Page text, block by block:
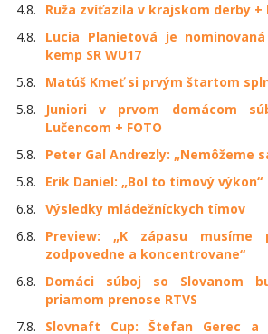
4.8.
Ruža zvíťazila v krajskom derby +
4.8.
Lucia Planietová je
kemp SR WU17
5.8.
Matúš Kmeť si prvým štartom
5.8.
Juniori v prvom domácom
Lučencom + FOTO
5.8.
Peter Gal Andrezly: „Nemôžeme
5.8.
Erik Daniel: „Bol to tímový výkon“
6.8. Výsledky mládežníckych tímov
6.8.
Preview: „K zápasu musíme
zodpovedne a koncentrovane“
6.8.
Domáci súboj so Slovanom
priamom prenose RTVS
7.8.
Slovnaft Cup: Štefan Gerec a